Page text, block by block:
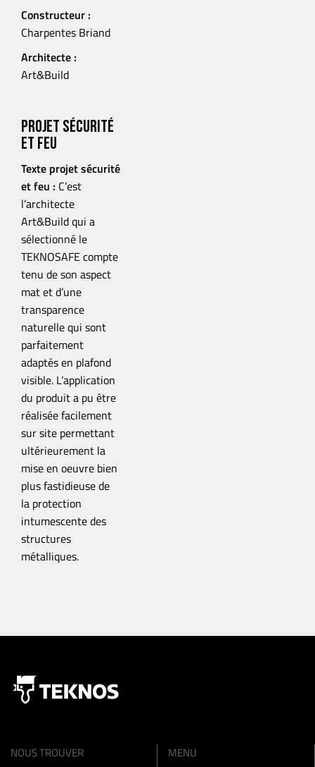
Constructeur :
Charpentes Briand
Architecte :
Art&Build
Projet sécurité
et feu
Texte projet sécurité
et feu : C’est
l’architecte
Art&Build qui a
sélectionné le
TEKNOSAFE compte
tenu de son aspect
mat et d’une
transparence
naturelle qui sont
parfaitement
adaptés en plafond
visible. L’application
du produit a pu être
réalisée facilement
sur site permettant
ultérieurement la
mise en oeuvre bien
plus fastidieuse de
la protection
intumescente des
structures
métalliques.
NOUS TROUVER MENU